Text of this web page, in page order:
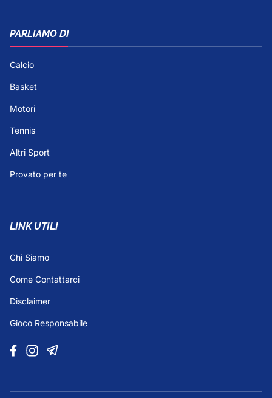
PARLIAMO DI
Calcio
Basket
Motori
Tennis
Altri Sport
Provato per te
LINK UTILI
Chi Siamo
Come Contattarci
Disclaimer
Gioco Responsabile